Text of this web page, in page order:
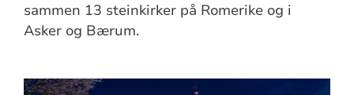
sammen 13 steinkirker på Romerike og i
Asker og Bærum.